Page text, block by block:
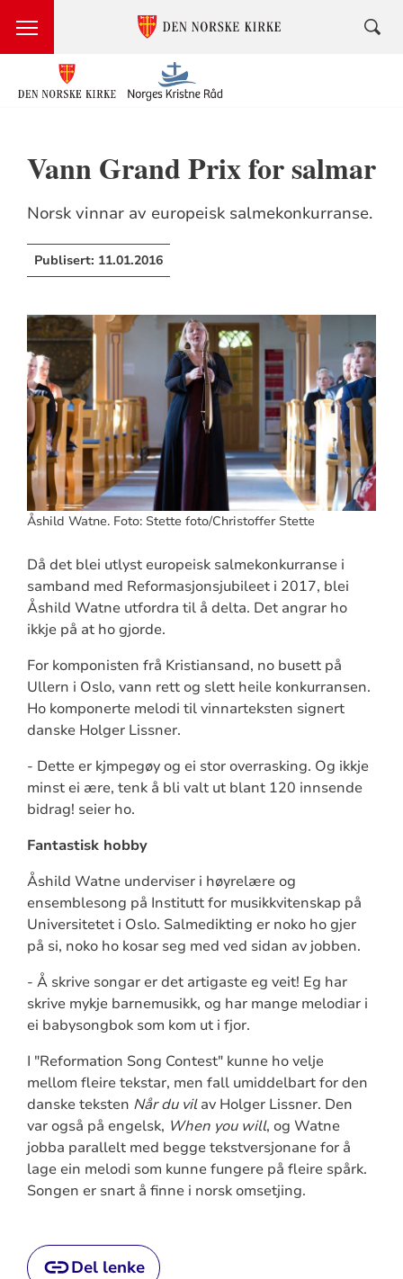
Vann Grand Prix for salmar
Norsk vinnar av europeisk salmekonkurranse.
Publisert: 11.01.2016
Åshild Watne. Foto: Stette foto/Christoffer Stette
Då det blei utlyst europeisk salmekonkurranse i
samband med Reformasjonsjubileet i 2017, blei
Åshild Watne utfordra til å delta. Det angrar ho
ikkje på at ho gjorde.
For komponisten frå Kristiansand, no busett på
Ullern i Oslo, vann rett og slett heile konkurransen.
Ho komponerte melodi til vinnarteksten signert
danske Holger Lissner.
- Dette er kjmpegøy og ei stor overrasking. Og ikkje
minst ei ære, tenk å bli valt ut blant 120 innsende
bidrag! seier ho.
Fantastisk hobby
Åshild Watne underviser i høyrelære og
ensemblesong på Institutt for musikkvitenskap på
Universitetet i Oslo. Salmedikting er noko ho gjer
på si, noko ho kosar seg med ved sidan av jobben.
- Å skrive songar er det artigaste eg veit! Eg har
skrive mykje barnemusikk, og har mange melodiar i
ei babysongbok som kom ut i fjor.
I "Reformation Song Contest" kunne ho velje
mellom fleire tekstar, men fall umiddelbart for den
danske teksten Når du vilav Holger Lissner. Den
var også på engelsk, When you will, og Watne
jobba parallelt med begge tekstversjonane for å
lage ein melodi som kunne fungere på fleire spårk.
Songen er snart å finne i norsk omsetjing.
Del lenke